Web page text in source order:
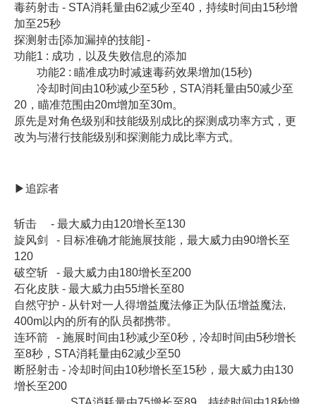
毒药射击 - STA消耗量由62减少至40，持续时间由15秒增
加至25秒
探测射击[添加漏掉的技能] -
功能1 : 成功，以及失败信息的添加
功能2 : 瞄准成功时减速毒药效果增加(15秒)
冷却时间由10秒减少至5秒，STA消耗量由50减少至
20，瞄准范围由20m增加至30m。
原先是对角色级别和技能级别成比的探测成功率方式，更
改为与潜行技能级别和探测能力成比率方式。
▶追踪者
斩击 - 最大威力由120增长至130
旋风剑 - 目标准确才能施展技能，最大威力由90增长至
120
破空斩 - 最大威力由180增长至200
石化皮肤 - 最大威力由55增长至80
自然守护 - 从针对一人得增益魔法修正为队伍增益魔法,
400m以内的所有的队员都携带。
连环箭 - 施展时间由1秒减少至0秒，冷却时间由5秒增长
至8秒，STA消耗量由62减少至50
断胫射击 - 冷却时间由10秒增长至15秒，最大威力由130
增长至200